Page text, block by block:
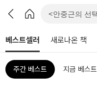
베스트셀러 새로나온 책
주간 베스트 지금 베스트